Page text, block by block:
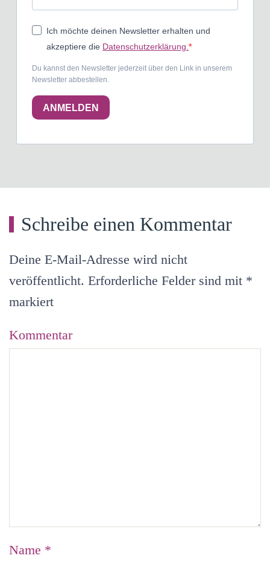
Ich möchte deinen Newsletter erhalten und
akzeptiere die Datenschutzerklärung.
Du kannst den Newsletter jederzeit über den Link in unserem
Newsletter abbestellen.
ANMELDEN
Schreibe einen Kommentar
Deine E-Mail-Adresse wird nicht
veröffentlicht. Erforderliche Felder sind mit *
markiert
Kommentar
Name *